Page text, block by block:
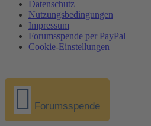
Datenschutz
Nutzungsbedingungen
Impressum
Forumsspende per PayPal
Cookie-Einstellungen
Forumsspende